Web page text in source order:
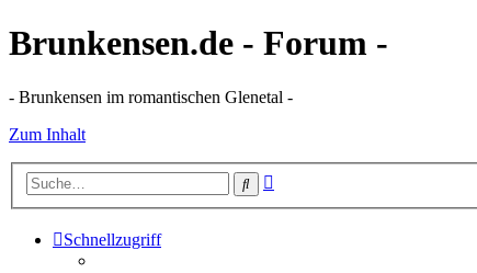
Brunkensen.de - Forum -
- Brunkensen im romantischen Glenetal -
Zum Inhalt
Suche
Schnellzugriff